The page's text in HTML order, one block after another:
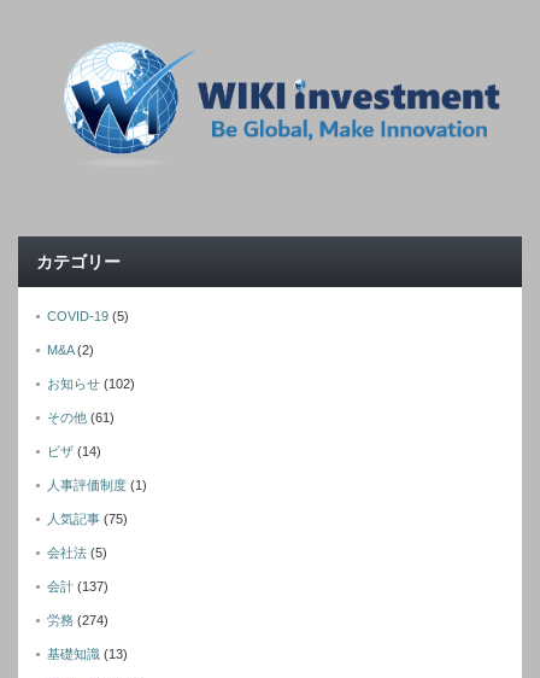
カテゴリー
COVID-19 (5)
M&A(2)
お知らせ (102)
その他 (61)
ビザ (14)
人事評価制度 (1)
人気記事 (75)
会社法 (5)
会計 (137)
労務 (274)
基礎知識 (13)